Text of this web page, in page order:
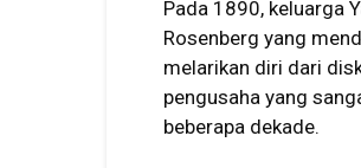
Pada 1890, keluarga
Rosenberg yang
melarikan diri dari
pengusaha yang
beberapa dekade.